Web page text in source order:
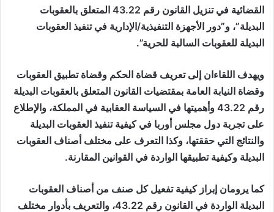
القضائية في تنزيل القانون رقم 43.22 المتعلق بالعقوبات
البديلة”، و”دور الأجهزة التنفيذية/الإدارية في تنفيذ العقوبات
البديلة للعقوبات السالبة للحرية”.
ويهدف اللقاءان إلى تعريف قضاة الحكم وقضاة تطبيق العقوبات
وقضاة النيابة العامة بمقتضيات القانون المتعلق بالعقوبات البديلة
رقم 43.22 وأهميتها في السياسة العقابية في المملكة، والإطلاع
على تجربة دول مجلس أوربا في كيفية تنفيذ العقوبات البديلة
والنتائج التي حققتها، وكذا التعرف على مختلف أصناف العقوبات
البديلة وكيفية تطبيقها الواردة في القوانين المقارنة.
كما يرومان إبراز كيفية تفعيل كل صنف من أصناف العقوبات
البديلة الواردة في القانون رقم 43.22، والتعريف بأدوار مختلف